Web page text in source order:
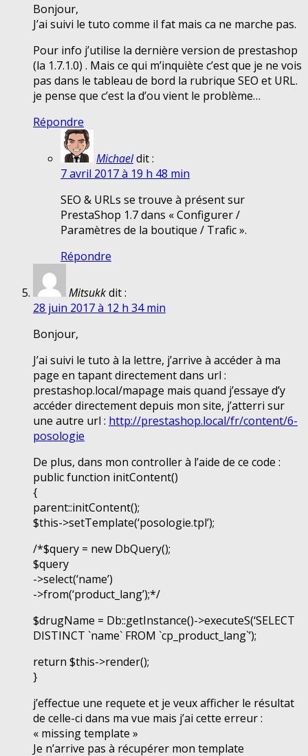
Bonjour,
J’ai suivi le tuto comme il fat mais ca ne marche pas.
Pour info j’utilise la dernière version de prestashop
(la 1.7.1.0) . Mais ce qui m’inquiète c’est que je ne vois
pas dans le tableau de bord la rubrique SEO et URL.
je pense que c’est la d’ou vient le problème…
Répondre
Michaeldit :
7 avril 2017 à 19 h 48 min
SEO & URLs se trouve à présent sur
PrestaShop 1.7 dans « Configurer /
Paramètres de la boutique / Trafic ».
Répondre
Mitsukkdit :
28 juin 2017 à 12 h 34 min
Bonjour,
J’ai suivi le tuto à la lettre, j’arrive à accéder à ma
page en tapant directement dans url :
prestashop.local/mapage mais quand j’essaye d’y
accéder directement depuis mon site, j’atterri sur
une autre url : http://prestashop.local/fr/content/6-
posologie
De plus, dans mon controller à l’aide de ce code :
public function initContent()
{
parent::initContent();
$this->setTemplate(‘posologie.tpl’);
/*$query = new DbQuery();
$query
->select(‘name’)
->from(‘product_lang’);*/
$drugName = Db::getInstance()->executeS(‘SELECT
DISTINCT `name` FROM `cp_product_lang`’);
return $this->render();
}
j’effectue une requete et je veux afficher le résultat
de celle-ci dans ma vue mais j’ai cette erreur :
« missing template »
Je n’arrive pas à récupérer mon template